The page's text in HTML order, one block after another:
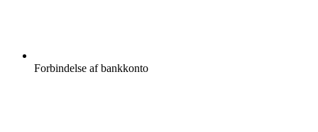
Forbindelse af bankkonto